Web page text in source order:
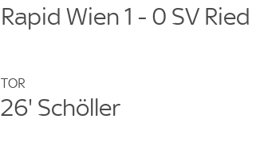
Rapid Wien 1 - 0 SV Ried
TOR
26' Schöller